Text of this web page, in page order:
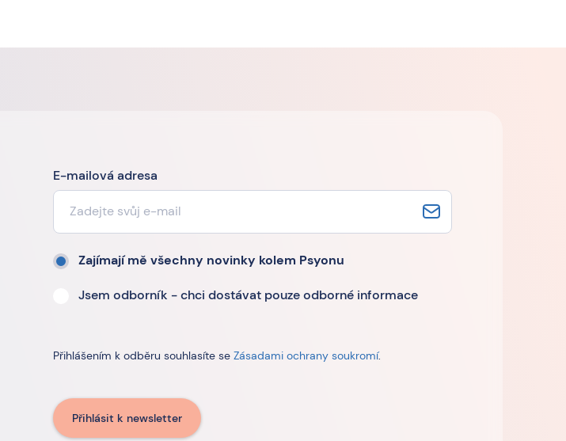
E-mailová adresa
Zajímají mě všechny novinky kolem Psyonu
Jsem odborník - chci dostávat pouze odborné informace
Přihlášením k odběru souhlasíte se Zásadami ochrany soukromí.
Přihlásit k newsletter